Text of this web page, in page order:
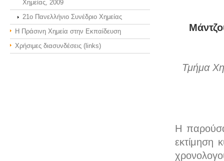
Τμήμα
Η
εκτίμηση
Χημείας, 2009
21o Πανελλήνιο Συνέδριο Χημείας
Η Πράσινη Χημεία στην Εκπαίδευση
Χρήσιμες διασυνδέσεις (links)